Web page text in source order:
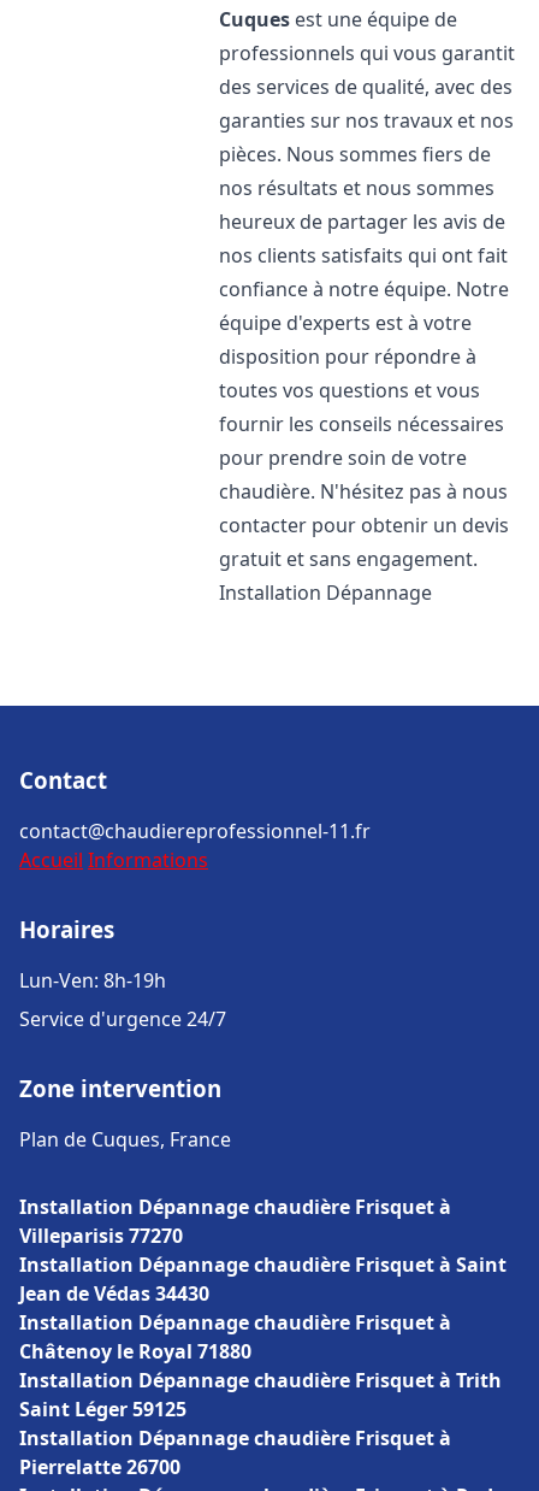
Cuques est une équipe de
professionnels qui vous garantit
des services de qualité, avec des
garanties sur nos travaux et nos
pièces. Nous sommes fiers de
nos résultats et nous sommes
heureux de partager les avis de
nos clients satisfaits qui ont fait
confiance à notre équipe. Notre
équipe d'experts est à votre
disposition pour répondre à
toutes vos questions et vous
fournir les conseils nécessaires
pour prendre soin de votre
chaudière. N'hésitez pas à nous
contacter pour obtenir un devis
gratuit et sans engagement.
Installation Dépannage
Contact
contact@chaudiereprofessionnel-11.fr
Accueil Informations
Horaires
Lun-Ven: 8h-19h
Service d'urgence 24/7
Zone intervention
Plan de Cuques, France
Installation Dépannage chaudière Frisquet à
Villeparisis 77270
Installation Dépannage chaudière Frisquet à Saint
Jean de Védas 34430
Installation Dépannage chaudière Frisquet à
Châtenoy le Royal 71880
Installation Dépannage chaudière Frisquet à Trith
Saint Léger 59125
Installation Dépannage chaudière Frisquet à
Pierrelatte 26700